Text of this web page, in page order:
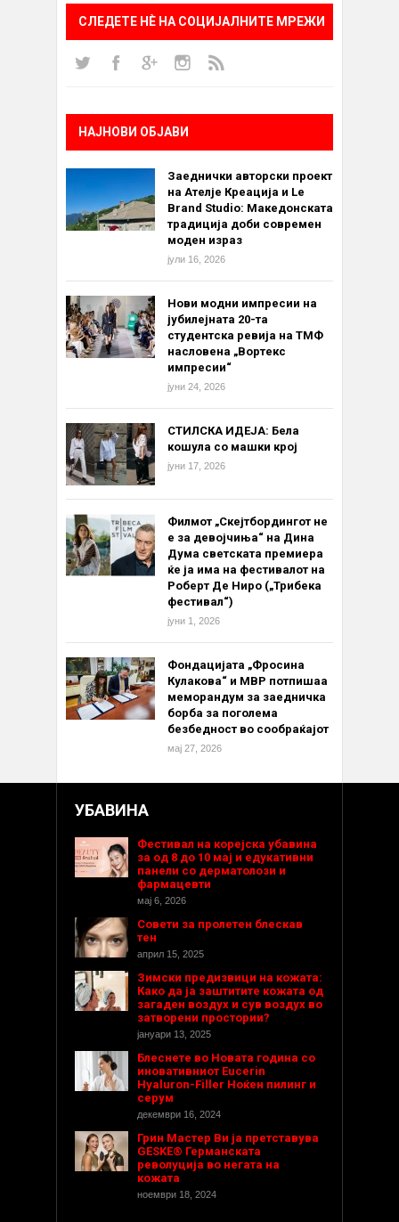
СЛЕДЕТЕ НÈ НА СОЦИЈАЛНИТЕ МРЕЖИ
НАЈНОВИ ОБЈАВИ
Заеднички авторски проект
на Ателје Креација и Le
Brand Studio: Македонската
традиција доби современ
моден израз
јули 16, 2026
Нови модни импресии на
јубилејната 20-та
студентска ревија на ТМФ
насловена „Вортекс
импресии“
јуни 24, 2026
СТИЛСКА ИДЕЈА: Бела
кошула со машки крој
јуни 17, 2026
Филмот „Скејтбордингот не
е за девојчиња“ на Дина
Дума светската премиера
ќе ја има на фестивалот на
Роберт Де Ниро („Трибека
фестивал“)
јуни 1, 2026
Фондацијата „Фросина
Кулакова“ и МВР потпишаа
меморандум за заедничка
борба за поголема
безбедност во сообраќајот
мај 27, 2026
УБАВИНА
Фестивал на корејска убавина
за од 8 до 10 мај и едукативни
панели со дерматолози и
фармацевти
мај 6, 2026
Совети за пролетен блескав
тен
април 15, 2025
Зимски предизвици на кожата:
Како да ја заштитите кожата од
загаден воздух и сув воздух во
затворени простории?
јануари 13, 2025
Блеснете во Новата година со
иновативниот Eucerin
Hyaluron-Filler Ноќен пилинг и
серум
декември 16, 2024
Грин Мастер Ви ја претставува
GESKE® Германската
револуција во негата на
кожата
ноември 18, 2024